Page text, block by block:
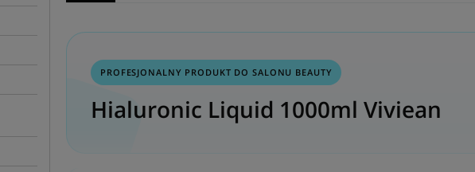
PROFESJONALNY PRODUKT DO SALONU BEAUTY
Hialuronic Liquid 1000ml Viviean